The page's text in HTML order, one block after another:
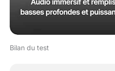
Bilan du test